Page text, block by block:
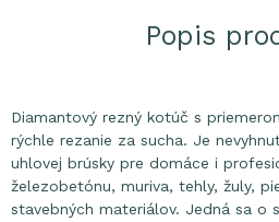
Popis
Diamantový rezný kotúč s
rýchle rezanie za sucha. Je
uhlovej brúsky pre domáce i
železobetónu, muriva, tehly, žuly,
stavebných materiálov. Jedná sa o